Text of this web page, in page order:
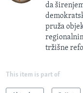
da
pruža
tržišne
This item is part of